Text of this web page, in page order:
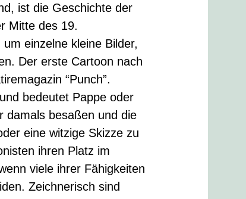
ist die Geschichte der
Mitte des 19.
einzelne kleine Bilder,
Der erste Cartoon nach
“Punch”.
bedeutet Pappe oder
damals besaßen und die
eine witzige Skizze zu
ihren Platz im
viele ihrer Fähigkeiten
Zeichnerisch sind